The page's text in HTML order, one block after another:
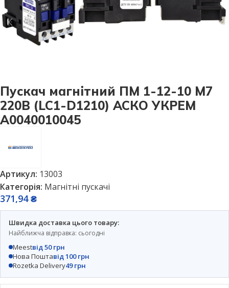
Пускач магнітний ПМ 1-12-10 M7
220B (LC1-D1210) АСКО УКРЕМ
A0040010045
Артикул: 13003
Категорія: Магнітні пускачі
371,94₴
Швидка доставка цього товару:
Найближча відправка: сьогодні
Meestвід 50 грн
Нова Поштавід 100 грн
Rozetka Delivery49 грн